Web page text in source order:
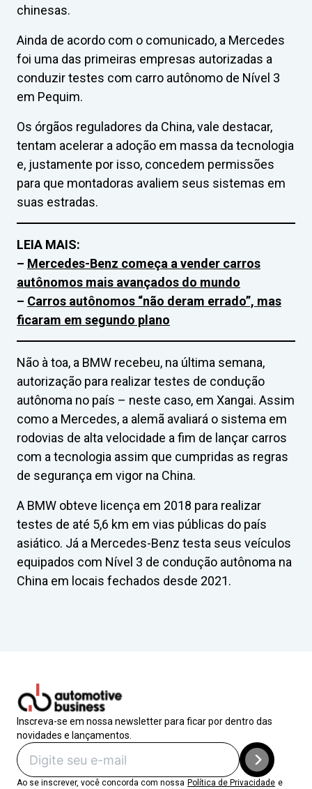
chinesas.
Ainda de acordo com o comunicado, a Mercedes
foi uma das primeiras empresas autorizadas a
conduzir testes com carro autônomo de Nível 3
em Pequim.
Os órgãos reguladores da China, vale destacar,
tentam acelerar a adoção em massa da tecnologia
e, justamente por isso, concedem permissões
para que montadoras avaliem seus sistemas em
suas estradas.
LEIA MAIS:
– Mercedes-Benz começa a vender carros
autônomos mais avançados do mundo
– Carros autônomos “não deram errado”, mas
ficaram em segundo plano
Não à toa, a BMW recebeu, na última semana,
autorização para realizar testes de condução
autônoma no país – neste caso, em Xangai. Assim
como a Mercedes, a alemã avaliará o sistema em
rodovias de alta velocidade a fim de lançar carros
com a tecnologia assim que cumpridas as regras
de segurança em vigor na China.
A BMW obteve licença em 2018 para realizar
testes de até 5,6 km em vias públicas do país
asiático. Já a Mercedes-Benz testa seus veículos
equipados com Nível 3 de condução autônoma na
China em locais fechados desde 2021.
Inscreva-se em nossa newsletter para ficar por dentro das
novidades e lançamentos.
Ao se inscrever, você concorda com nossa Política de Privacidade e